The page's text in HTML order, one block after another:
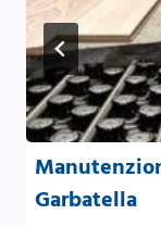
Garbatella